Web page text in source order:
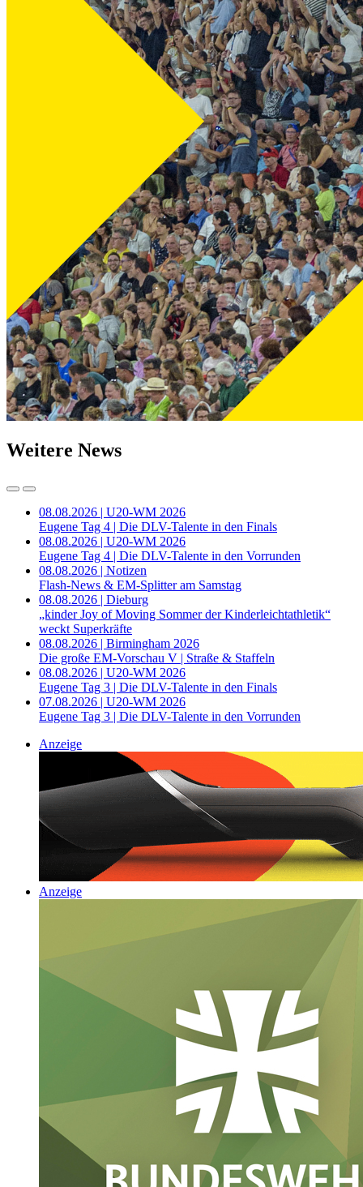
Weitere News
08.08.2026 | U20-WM 2026
Eugene Tag 4 | Die DLV-Talente in den Finals
08.08.2026 | U20-WM 2026
Eugene Tag 4 | Die DLV-Talente in den Vorrunden
08.08.2026 | Notizen
Flash-News & EM-Splitter am Samstag
08.08.2026 | Dieburg
„kinder Joy of Moving Sommer der Kinderleichtathletik“
weckt Superkräfte
08.08.2026 | Birmingham 2026
Die große EM-Vorschau V | Straße & Staffeln
08.08.2026 | U20-WM 2026
Eugene Tag 3 | Die DLV-Talente in den Finals
07.08.2026 | U20-WM 2026
Eugene Tag 3 | Die DLV-Talente in den Vorrunden
Anzeige
Anzeige